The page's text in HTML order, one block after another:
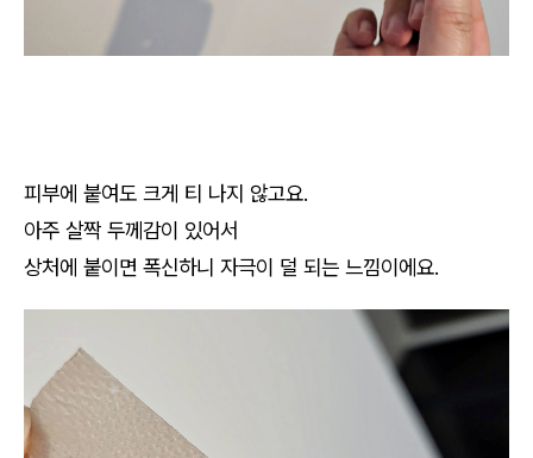
피부에 붙여도 크게 티 나지 않고요.
아주 살짝 두께감이 있어서
상처에 붙이면 폭신하니 자극이 덜 되는 느낌이에요.